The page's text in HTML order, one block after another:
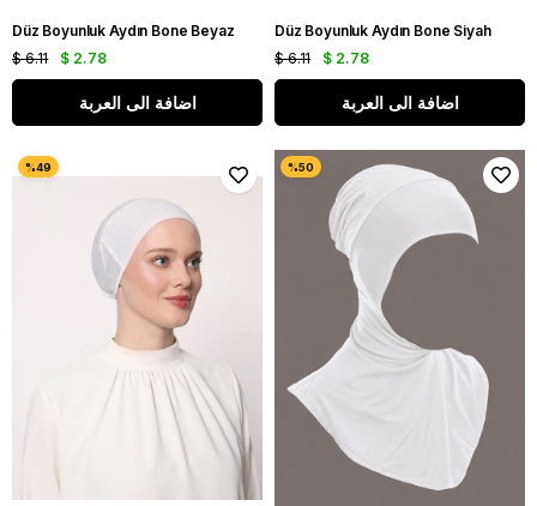
Düz Boyunluk Aydın Bone Beyaz
$ 2.78
$ 6.11
اضافة الى العربة
Düz Boyunluk Aydın Bone Siyah
$ 2.78
$ 6.11
اضافة الى العربة